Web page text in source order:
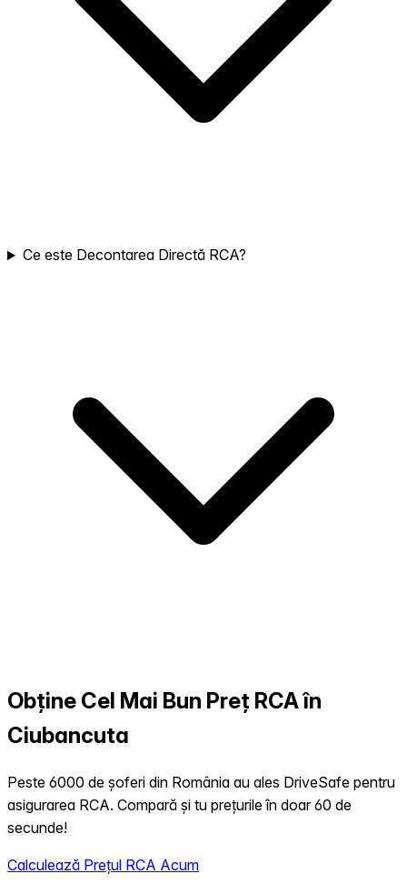
Ce este Decontarea Directă RCA?
Obține Cel Mai Bun Preț RCA în
Ciubancuta
Peste 6000 de șoferi din România au ales DriveSafe pentru
asigurarea RCA. Compară și tu prețurile în doar 60 de
secunde!
Calculează Prețul RCA Acum